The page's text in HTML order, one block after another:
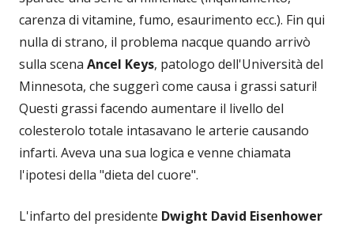
carenza di vitamine, fumo, esaurimento ecc.). Fin qui
nulla di strano, il problema nacque quando arrivò
sulla scena Ancel Keys, patologo dell'Università del
Minnesota, che suggerì come causa i grassi saturi!
Questi grassi facendo aumentare il livello del
colesterolo totale intasavano le arterie causando
infarti. Aveva una sua logica e venne chiamata
l'ipotesi della "dieta del cuore".
L'infarto del presidente Dwight David Eisenhower